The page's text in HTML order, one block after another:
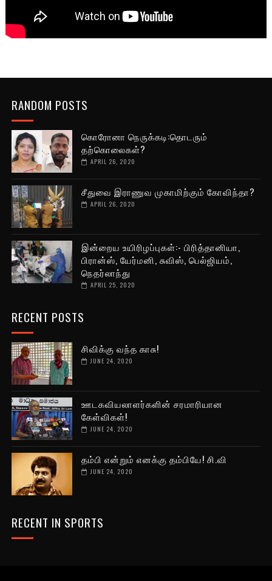
RANDOM POSTS
கொரோனா நெருக்கடி:தொடரும்
தற்கொலைகள்?
APRIL 26, 2020
சீதுவை இராணுவ முகாமிற்கும் கோவிந்தா?
APRIL 26, 2020
இன்றைய உயிரிழப்புகள்:- பிரித்தானியா,
பிரான்ஸ், யேர்மனி, சுவிஸ், பெல்ஜியம்,
நெதர்லாந்து
APRIL 25, 2020
RECENT POSTS
சிவிக்கு வந்த காசு!
JUNE 24, 2020
ஊடகவியலாளர்களின் சரமாரியான
கேள்விகள்!
JUNE 24, 2020
தம்பி என்றும் எனக்கு தம்பியே! சி.வி
JUNE 24, 2020
RECENT IN SPORTS